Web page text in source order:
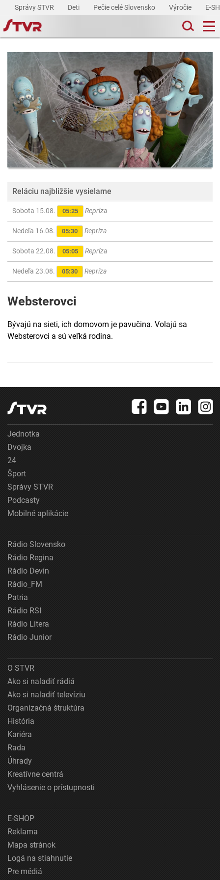
Správy STVR Deti Pečie celé Slovensko Výročie E-
Reláciu najbližšie vysielame
Sobota 15.08. 05:25 Repríza
Nedeľa 16.08. 05:30 Repríza
Sobota 22.08. 05:05 Repríza
Nedeľa 23.08. 05:30 Repríza
Websterovci
Bývajú na sieti, ich domovom je pavučina. Volajú sa
Websterovci a sú veľká rodina.
Jednotka
Dvojka
24
Šport
Správy STVR
Podcasty
Mobilné aplikácie
Rádio Slovensko
Rádio Regina
Rádio Devín
Rádio_FM
Patria
Rádio RSI
Rádio Litera
Rádio Junior
O STVR
Ako si naladiť rádiá
Ako si naladiť televíziu
Organizačná štruktúra
História
Kariéra
Rada
Úhrady
Kreatívne centrá
Vyhlásenie o prístupnosti
E-SHOP
Reklama
Mapa stránok
Logá na stiahnutie
Pre médiá